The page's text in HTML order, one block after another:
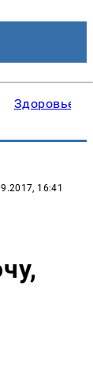
Здоровье
16:41